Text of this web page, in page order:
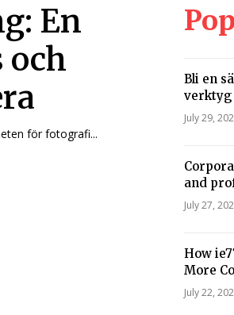
En
och
för fotografi...
Bli en
verktyg
July 29,
and
July 27,
How
More
July 22,